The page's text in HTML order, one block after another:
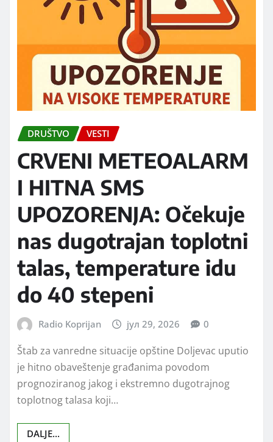
DRUŠTVO VESTI
CRVENI METEOALARM
I HITNA SMS
UPOZORENJA: Očekuje
nas dugotrajan toplotni
talas, temperature idu
do 40 stepeni
Radio Koprijan јул 29, 2026 0
Štab za vanredne situacije opštine Doljevac uputio
je hitno obaveštenje građanima povodom
prognoziranog jakog i ekstremno dugotrajnog
toplotnog talasa koji…
DALJE...